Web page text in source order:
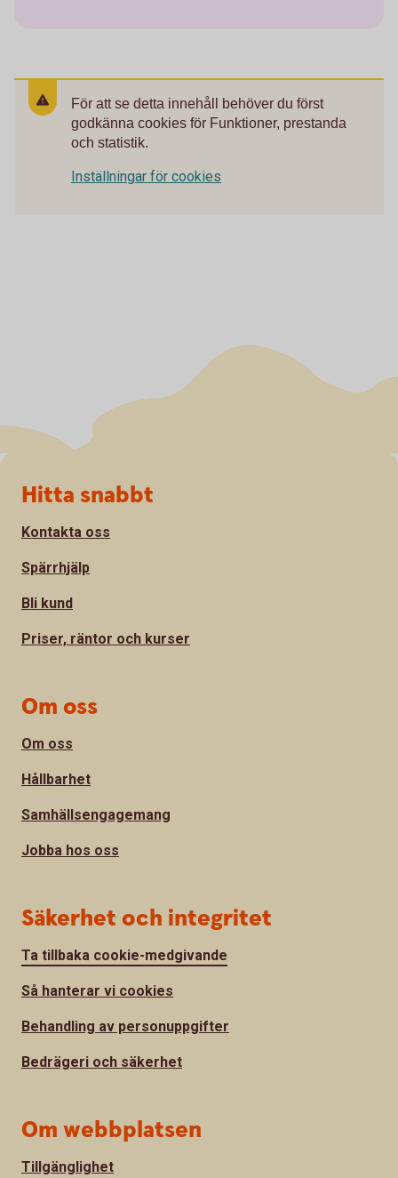
För att se detta innehåll behöver du först
godkänna cookies för Funktioner, prestanda
och statistik.
Inställningar för cookies
Sidfot
Hitta snabbt
Kontakta oss
Spärrhjälp
Bli kund
Priser, räntor och kurser
Om oss
Om oss
Hållbarhet
Samhällsengagemang
Jobba hos oss
Säkerhet och integritet
Ta tillbaka cookie-medgivande
Så hanterar vi cookies
Behandling av personuppgifter
Bedrägeri och säkerhet
Om webbplatsen
Tillgänglighet